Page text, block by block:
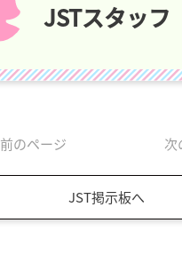
JSTスタッフ
前のページ
JST掲示板へ
次